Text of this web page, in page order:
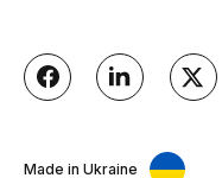
Made in Ukraine